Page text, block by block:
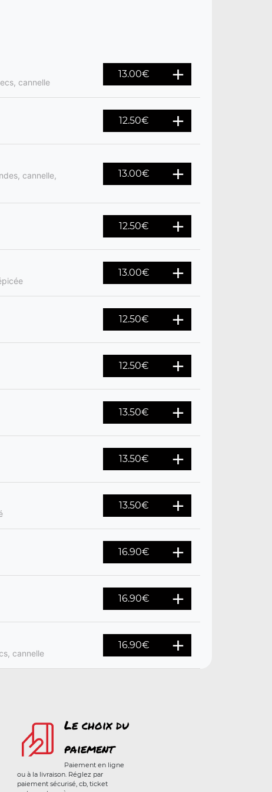
cannelle
13.00€
12.50€
cannelle,
13.00€
12.50€
13.00€
12.50€
12.50€
13.50€
13.50€
13.50€
16.90€
16.90€
cannelle
16.90€
Le choix du
paiement
Paiement en ligne
ou à la livraison. Réglez par
paiement sécurisé, cb, ticket